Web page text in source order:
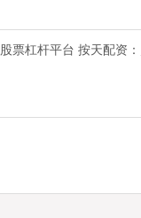
股票杠杆平台 按天配资